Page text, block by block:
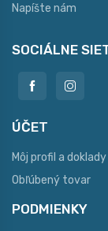
Napíšte nám
SOCIÁLNE
ÚČET
Môj profil a doklady
Obľúbený tovar
PODMIENKY